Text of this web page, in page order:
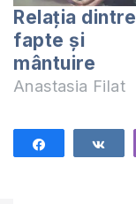
Relaţia dintre
fapte şi
mântuire
Anastasia Filat